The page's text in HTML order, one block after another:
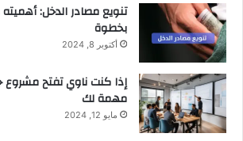
تنويع مصادر الدخل:
بخطوة
أكتوبر 8, 2024
مهمة لك
مايو 12, 2024